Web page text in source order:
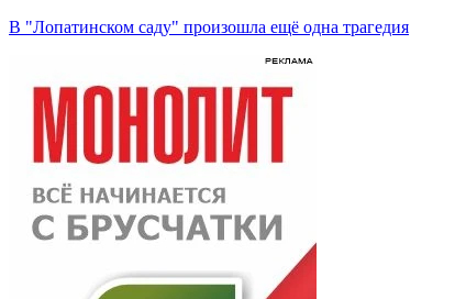
В "Лопатинском саду" произошла ещё одна трагедия